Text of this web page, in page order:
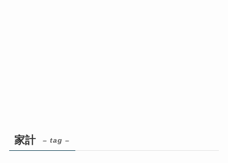
家計 – tag –